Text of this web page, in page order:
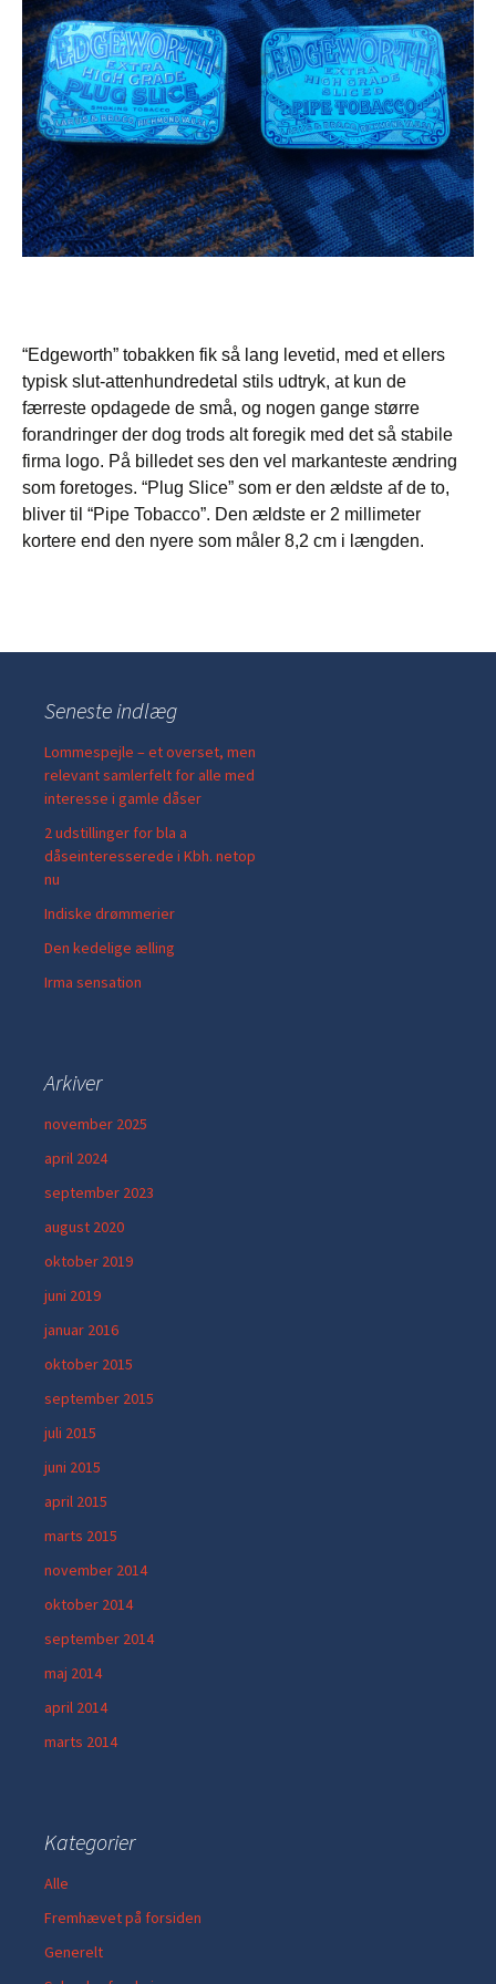
“Edgeworth” tobakken fik så lang levetid, med et ellers
typisk slut-attenhundredetal stils udtryk, at kun de
færreste opdagede de små, og nogen gange større
forandringer der dog trods alt foregik med det så stabile
firma logo. På billedet ses den vel markanteste ændring
som foretoges. “Plug Slice” som er den ældste af de to,
bliver til “Pipe Tobacco”. Den ældste er 2 millimeter
kortere end den nyere som måler 8,2 cm i længden.
Seneste indlæg
Lommespejle – et overset, men
relevant samlerfelt for alle med
interesse i gamle dåser
2 udstillinger for bla a
dåseinteresserede i Kbh. netop
nu
Indiske drømmerier
Den kedelige ælling
Irma sensation
Arkiver
november 2025
april 2024
september 2023
august 2020
oktober 2019
juni 2019
januar 2016
oktober 2015
september 2015
juli 2015
juni 2015
april 2015
marts 2015
november 2014
oktober 2014
september 2014
maj 2014
april 2014
marts 2014
Kategorier
Alle
Fremhævet på forsiden
Generelt